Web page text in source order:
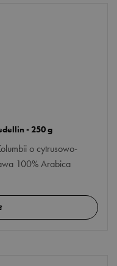
- 250 g
o cytrusowo-
100% Arabica